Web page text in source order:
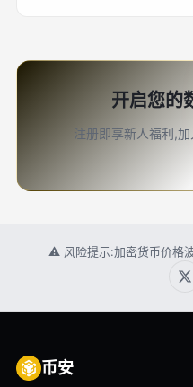
开启您的
注册即享新人福利,
⚠ 风险提示:加密货币价格
币安